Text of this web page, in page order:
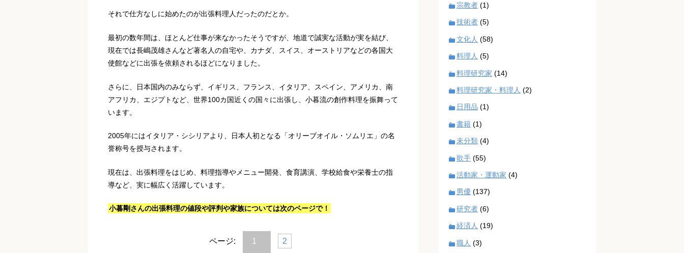
それで仕方なしに始めたのが出張料理人だったのだとか。
最初の数年間は、ほとんど仕事が来なかったそうですが、地道で誠実な活動が実を結び、
現在では長嶋茂雄さんなど著名人の自宅や、カナダ、スイス、オーストリアなどの各国大
使館などに出張を依頼されるほどになりました。
さらに、日本国内のみならず、イギリス、フランス、イタリア、スペイン、アメリカ、南
アフリカ、エジプトなど、世界100カ国近くの国々に出張し、小暮流の創作料理を振舞って
います。
2005年にはイタリア・シシリアより、日本人初となる「オリーブオイル・ソムリエ」の名
誉称号を授与されます。
現在は、出張料理をはじめ、料理指導やメニュー開発、食育講演、学校給食や栄養士の指
導など、実に幅広く活躍しています。
小暮剛さんの出張料理の値段や評判や家族については次のページで！
ページ: 1 2
宗教者 (1)
技術者 (5)
文化人 (58)
料理人 (5)
料理研究家 (14)
料理研究家・料理人 (2)
日用品 (1)
書籍 (1)
未分類 (4)
歌手 (55)
活動家・運動家 (4)
男優 (137)
研究者 (6)
経済人 (19)
職人 (3)